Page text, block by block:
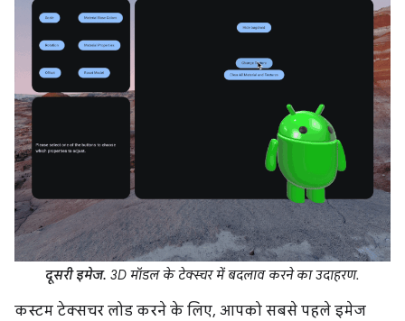
दूसरी इमेज. 3D मॉडल के टेक्स्चर में बदलाव करने का उदाहरण.
कस्टम टेक्सचर लोड करने के लिए, आपको सबसे पहले इमेज